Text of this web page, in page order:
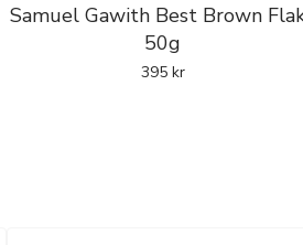
Samuel Gawith Best Brown
50g
395 kr